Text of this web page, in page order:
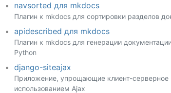
navsorted для mkdocs
Плагин к mkdocs для сортировки разделов
apidescribed для mkdocs
Плагин к mkdocs для генерации
Python
django-siteajax
Приложение, упрощающие клиент-серверное
использованием Ajax